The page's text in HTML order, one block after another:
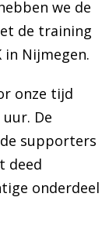
we de
de training
in Nijmegen.
onze tijd
De
supporters
deed
onderdeel